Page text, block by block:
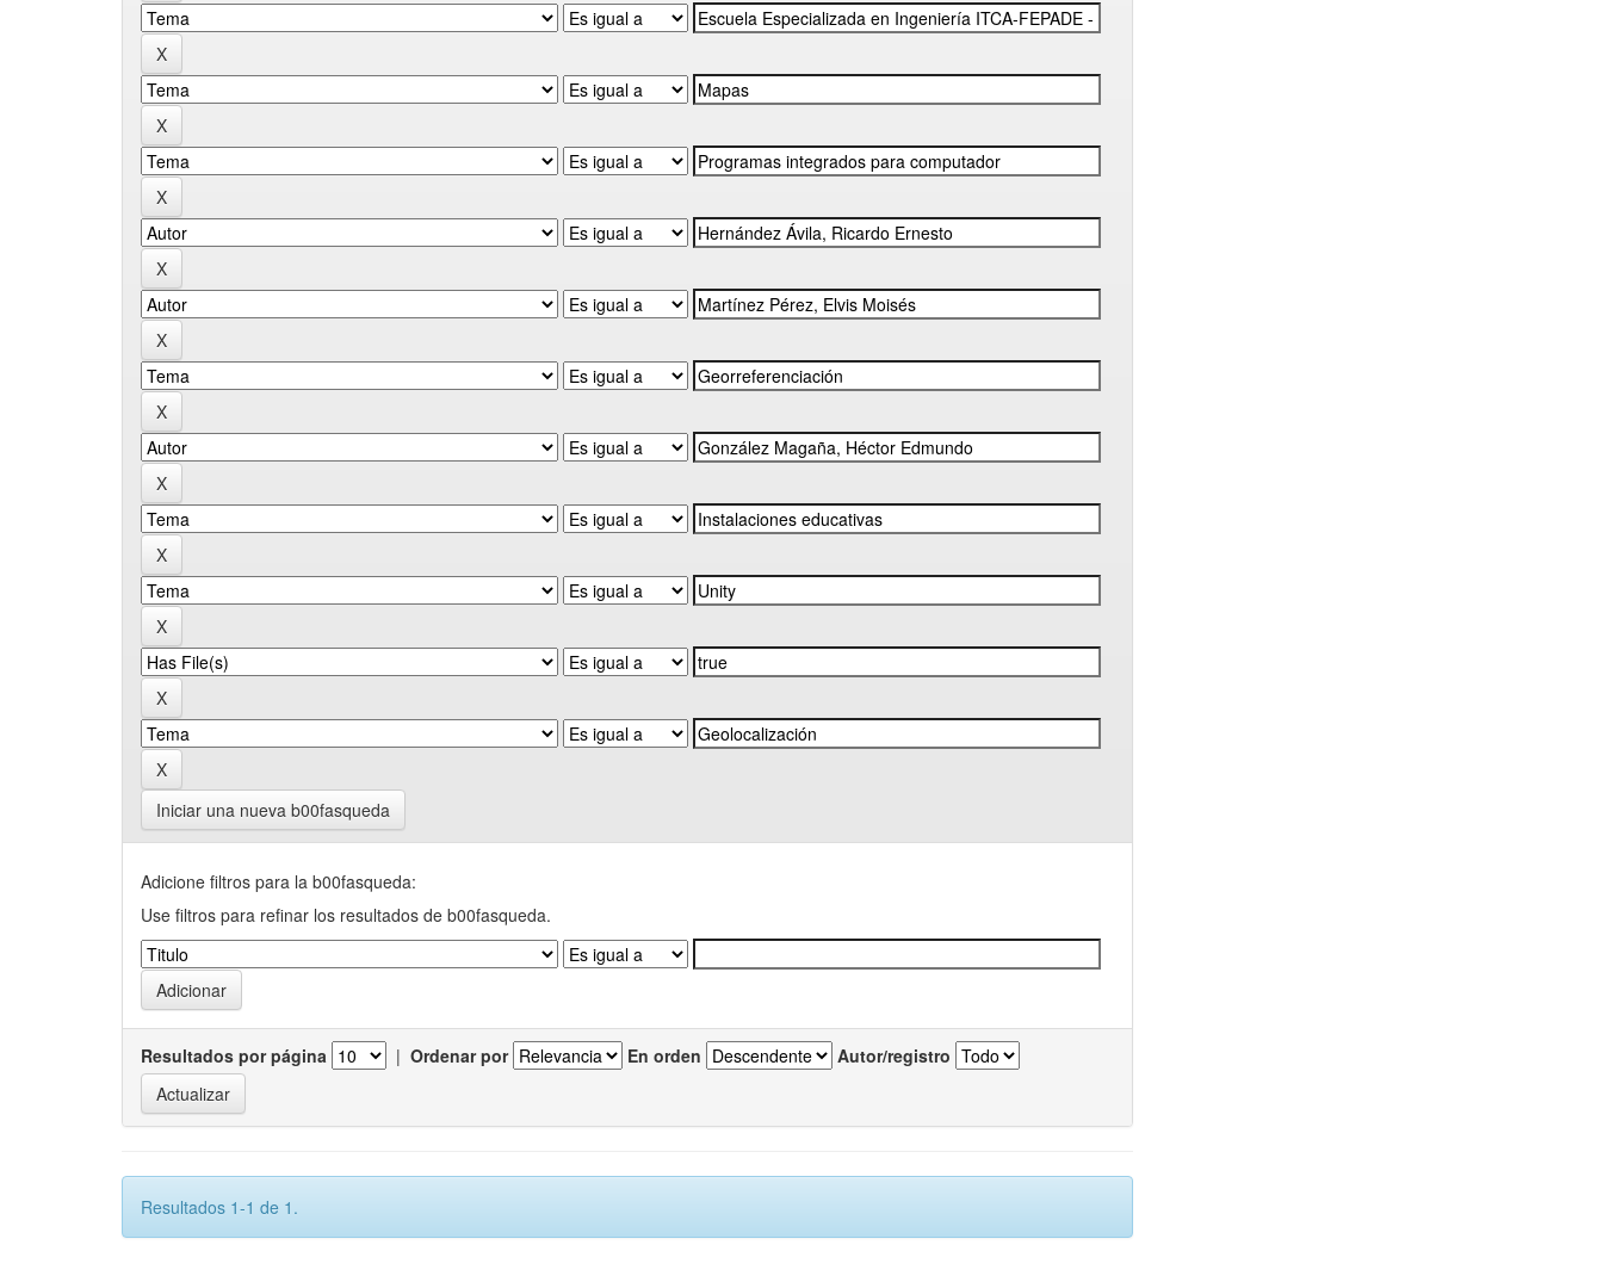
Iniciar una nueva b00fasqueda
Adicione filtros para la b00fasqueda:
Use filtros para refinar los resultados de b00fasqueda.
Resultados por página | Ordenar por En orden Autor/registro
Resultados 1-1 de 1.